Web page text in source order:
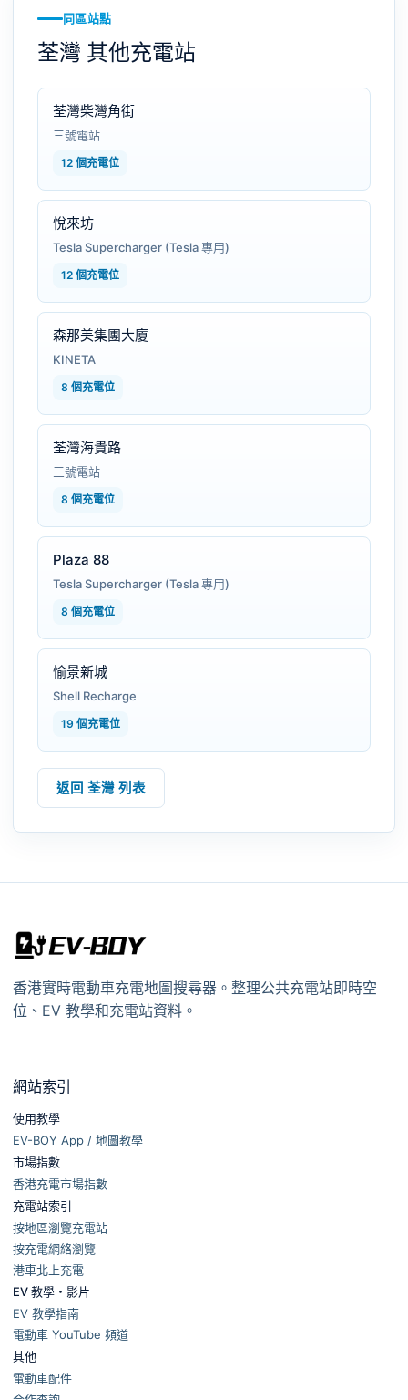
同區站點
荃灣 其他充電站
荃灣柴灣角街
三號電站
12 個充電位
悅來坊
Tesla Supercharger (Tesla 專用)
12 個充電位
森那美集團大廈
KINETA
8 個充電位
荃灣海貴路
三號電站
8 個充電位
Plaza 88
Tesla Supercharger (Tesla 專用)
8 個充電位
愉景新城
Shell Recharge
19 個充電位
返回 荃灣 列表
香港實時電動車充電地圖搜尋器。整理公共充電站即時空
位、EV 教學和充電站資料。
網站索引
使用教學
EV-BOY App / 地圖教學
市場指數
香港充電市場指數
充電站索引
按地區瀏覽充電站
按充電網絡瀏覽
港車北上充電
EV 教學・影片
EV 教學指南
電動車 YouTube 頻道
其他
電動車配件